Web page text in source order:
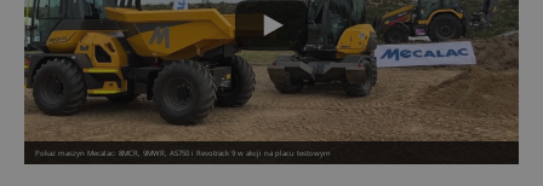
Pokaz maszyn Mecalac: 8MCR, 9MWR, AS750 i Revotrack 9 w akcji na placu testowym